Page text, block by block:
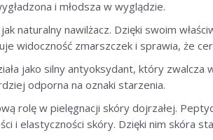
i młodsza w wyglądzie.
naturalny nawilżacz. Dzięki swoim
widoczność zmarszczek i sprawia, że
jako silny antyoksydant, który zwalcza
odporna na oznaki starzenia.
rolę w pielęgnacji skóry dojrzałej.
i elastyczności skóry. Dzięki nim skóra